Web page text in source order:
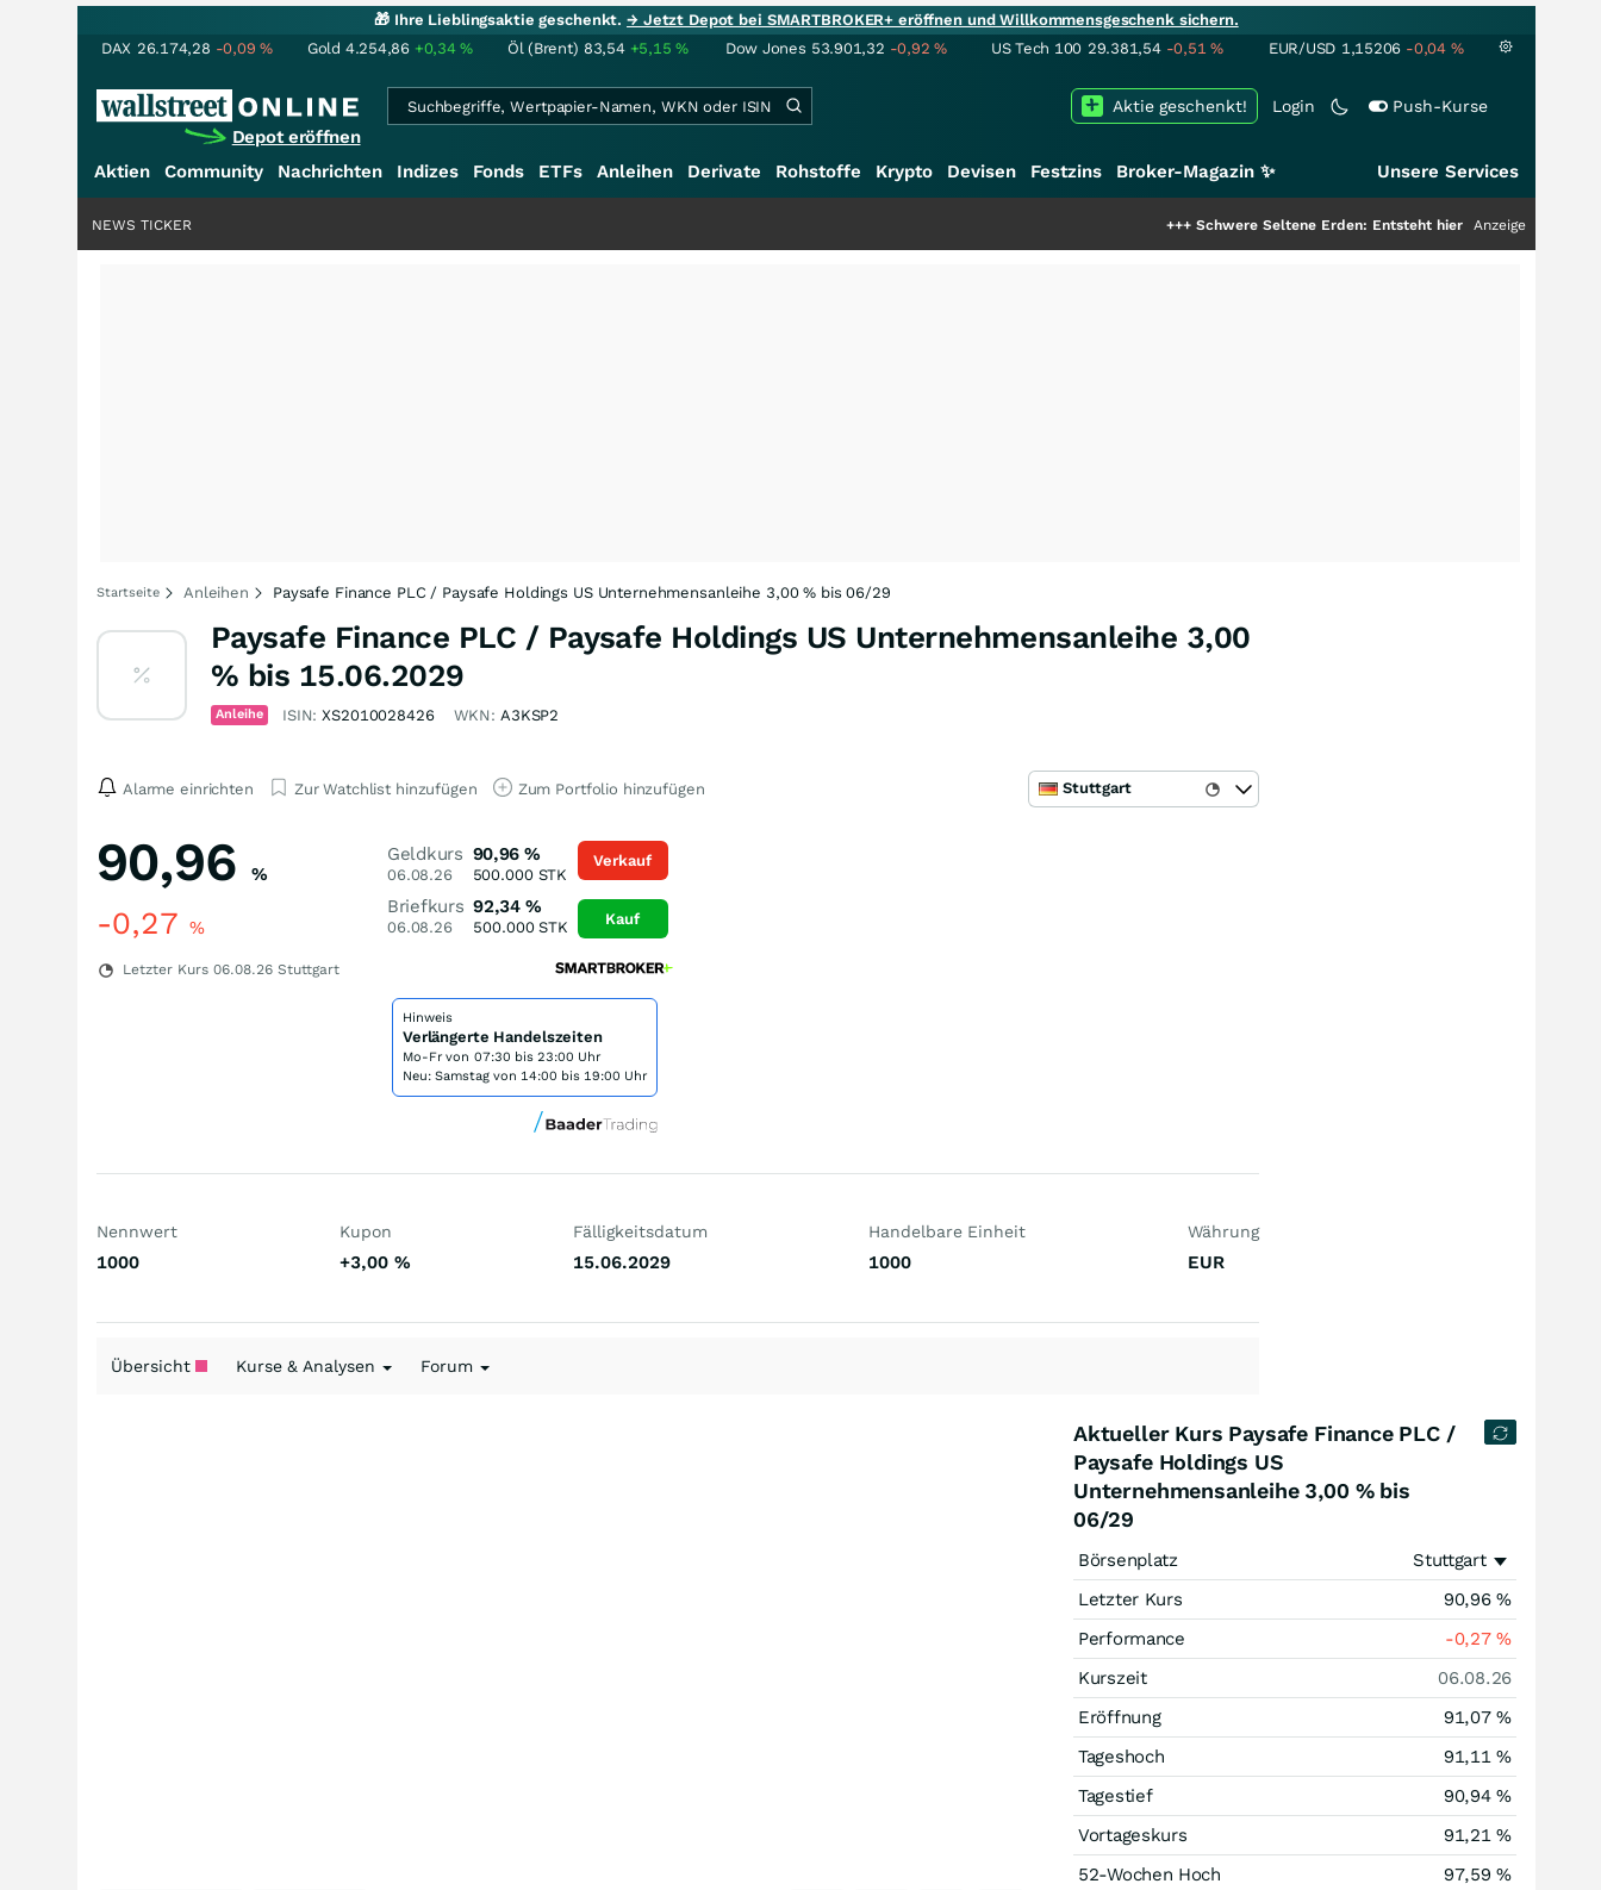
🎁 Ihre Lieblingsaktie geschenkt.→ Jetzt Depot bei SMARTBROKER+ eröffnen und Willkommensgeschenk sichern.
DAX 26.174,28 -0,09% Gold 4.254,86 +0,34% Öl (Brent) 83,54 +5,15% Dow Jones 53.901,32 -0,92% US Tech 100 29.381,54 -0,51% EUR/USD 1,15206 -0,04 %
Depot eröffnen
Login Push-Kurse
Aktie geschenkt!
Aktien Community Nachrichten Indizes Fonds ETFs Anleihen Derivate Rohstoffe Krypto Devisen Festzins Broker-Magazin ✨ Unsere Services
Schwere Seltene Erden: Entsteht hier die nächste Milliardenstory?
Anzeige
NEWS TICKER
Startseite Anleihen Paysafe Finance PLC / Paysafe Holdings US Unternehmensanleihe 3,00 % bis 06/29
Paysafe Finance PLC / Paysafe Holdings US Unternehmensanleihe 3,00
% bis 15.06.2029
Anleihe ISIN:XS2010028426 WKN: A3KSP2
Alarme einrichten Zur Watchlist hinzufügen Zum Portfolio hinzufügen Stuttgart
90,96 %
-0,27 %
Letzter Kurs 06.08.26 Stuttgart
Geldkurs
06.08.26
90,96 %
500.000STK
Briefkurs
06.08.26
92,34 %
500.000STK
Verkauf
Kauf
Hinweis
Verlängerte Handelszeiten
Mo-Fr von 07:30 bis 23:00 Uhr
Neu: Samstag von 14:00 bis 19:00 Uhr
Nennwert
1000
Kupon
+3,00 %
Fälligkeitsdatum
15.06.2029
Handelbare Einheit
1000
Währung
EUR
Übersicht Kurse & Analysen Forum
Aktueller Kurs Paysafe Finance PLC /
Paysafe Holdings US
Unternehmensanleihe 3,00 % bis
06/29
Börsenplatz
Stuttgart
Letzter Kurs
90,96 %
Performance
-0,27%
Kurszeit
06.08.26
Eröffnung
91,07 %
Tageshoch
91,11 %
Tagestief
90,94 %
Vortageskurs
91,21%
52-Wochen Hoch
97,59%